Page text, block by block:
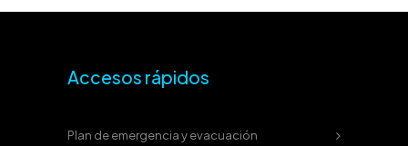
Accesos rápidos
Plan de emergencia y evacuación